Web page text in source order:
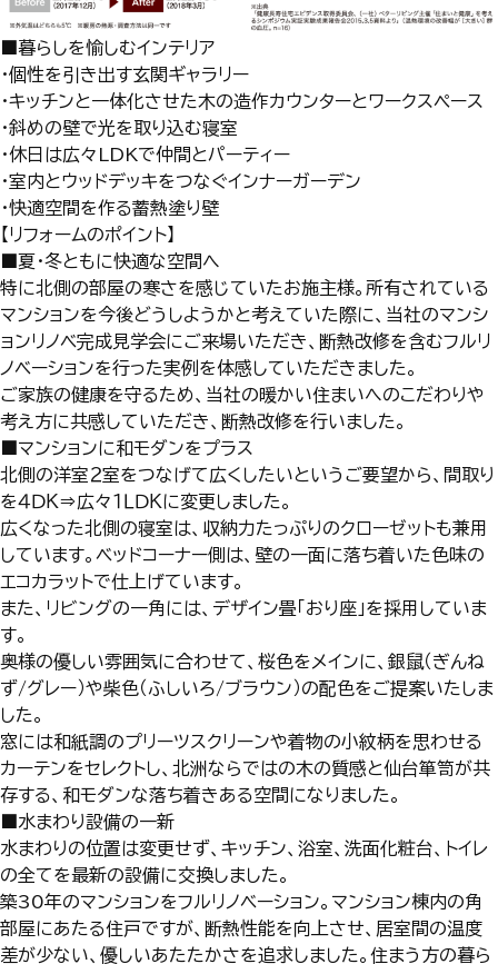
■暮らしを愉しむインテリア
・個性を引き出す玄関ギャラリー
・キッチンと一体化させた木の造作カウンターとワークスペース
・斜めの壁で光を取り込む寝室
・休日は広々LDKで仲間とパーティー
・室内とウッドデッキをつなぐインナーガーデン
・快適空間を作る蓄熱塗り壁
【リフォームのポイント】
夏・冬ともに快適な空間へ
特に北側の部屋の寒さを感じていたお施主様。所有されている
マンションを今後どうしようかと考えていた際に、当社のマンシ
ョンリノベ完成見学会にご来場いただき、断熱改修を含むフルリ
ノベーションを行った実例を体感していただきました。
ご家族の健康を守るため、当社の暖かい住まいへのこだわりや
考え方に共感していただき、断熱改修を行いました。
■マンションに和モダンをプラス
北側の洋室２室をつなげて広くしたいというご要望から、間取り
を４ＤＫ⇒広々１ＬＤＫに変更しました。
広くなった北側の寝室は、収納力たっぷりのクローゼットも兼用
しています。ベッドコーナー側は、壁の一面に落ち着いた色味の
エコカラットで仕上げています。
また、リビングの一角には、デザイン畳「おり座」を採用していま
す。
奥様の優しい雰囲気に合わせて、桜色をメインに、銀鼠（ぎんね
ず/グレー）や柴色（ふしいろ/ブラウン）の配色をご提案いたしま
した。
窓には和紙調のプリーツスクリーンや着物の小紋柄を思わせる
カーテンをセレクトし、北洲ならではの木の質感と仙台箪笥が共
存する、和モダンな落ち着きある空間になりました。
■水まわり設備の一新
水まわりの位置は変更せず、キッチン、浴室、洗面化粧台、トイレ
の全てを最新の設備に交換しました。
築30年のマンションをフルリノベーション。マンション棟内の角
部屋にあたる住戸ですが、断熱性能を向上させ、居室間の温度
差が少ない、優しいあたたかさを追求しました。住まう方の暮ら